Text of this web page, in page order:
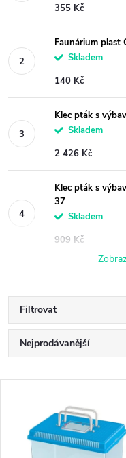
355 Kč
Faunárium plast
Skladem
140 Kč
Klec pták s
Skladem
2 426 Kč
Klec pták s
37
Skladem
909 Kč
Filtrovat
Ř
a
Nejprodávanější
Abecedně